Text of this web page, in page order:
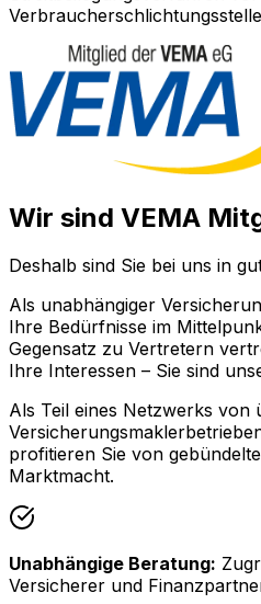
Wir sind VEMA
Deshalb sind Sie bei uns in
Als unabhängiger
Ihre Bedürfnisse im
Gegensatz zu Vertretern
Ihre Interessen – Sie sind
Als Teil eines Netzwerks von
profitieren Sie von
Marktmacht.
Unabhängige Beratung:
Versicherer und